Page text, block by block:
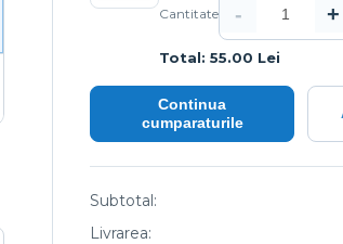
Cantitate - +
Total: 55.00 Lei
Continua
cumparaturile
Subtotal:
Livrarea: